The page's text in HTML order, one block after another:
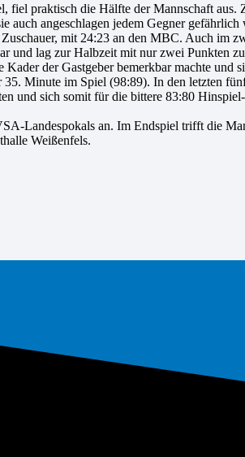
praktisch die Hälfte der Mannschaft
auch angeschlagen jedem Gegner
mit 24:23 an den MBC. Auch im
und lag zur Halbzeit mit nur zwei Punkten
der Gastgeber bemerkbar machte und
Minute im Spiel (98:89). In den letzten
und sich somit für die bittere 83:80
Landespokals an. Im Endspiel trifft die
Weißenfels.